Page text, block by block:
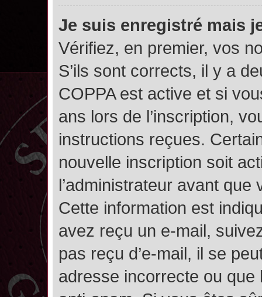
Je suis enregistré mais
Vérifiez, en premier, vos
S’ils sont corrects, il y a
COPPA est active et si
ans lors de l’inscription,
instructions reçues.
nouvelle inscription soit
l’administrateur avant
Cette information est
avez reçu un e-mail,
pas reçu d’e-mail, il se
adresse incorrecte ou que